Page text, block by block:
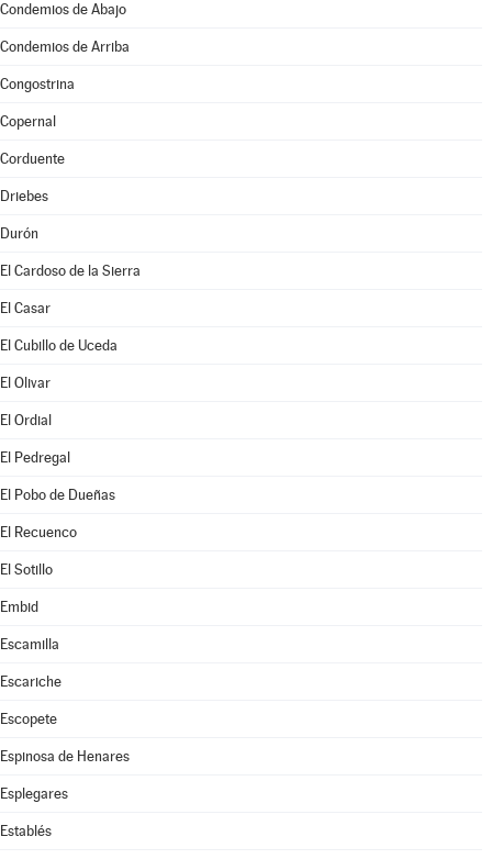
Condemios de Abajo
Condemios de Arriba
Congostrina
Copernal
Corduente
Driebes
Durón
El Cardoso de la Sierra
El Casar
El Cubillo de Uceda
El Olivar
El Ordial
El Pedregal
El Pobo de Dueñas
El Recuenco
El Sotillo
Embid
Escamilla
Escariche
Escopete
Espinosa de Henares
Esplegares
Establés